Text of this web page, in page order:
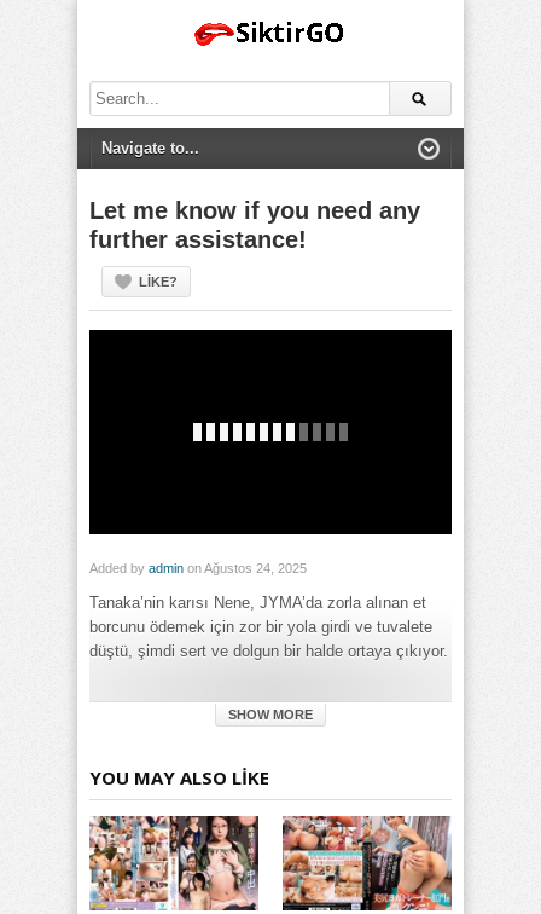
Search
for:
Let me know if you need any
further assistance!
LIKE?
Added by admin on Ağustos 24, 2025
Tanaka’nin karısı Nene, JYMA’da zorla alınan et
borcunu ödemek için zor bir yola girdi ve tuvalete
düştü, şimdi sert ve dolgun bir halde ortaya çıkıyor.
Genel,Götten,
know if you need any further assistance! türkçe altyazılı izle
SHOW MORE
YOU MAY ALSO LIKE